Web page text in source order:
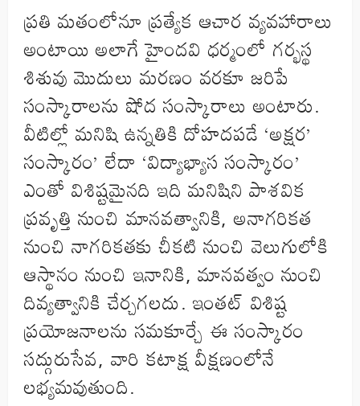
ప్రతి మతంలోనూ ప్రత్యేక ఆచార వ్యవహారాలు
అంటాయి అలాగే హైందవి ధర్మంలో గర్భస్థ
శిశువు మొదులు మరణం వరకూ జరిపే
సంస్కారాలను షోద సంస్కారాలు అంటారు.
వీటిల్లో మనిషి ఉన్నతికి దోహదపడే ‘అక్షర’
సంస్కారం’ లేదా ‘విద్యాభ్యాస సంస్కారం’
ఎంతో విశిష్టమైనది ఇది మనిషిని పాశవిక
ప్రవృత్తి నుంచి మానవత్వానికి, అనాగరికత
నుంచి నాగరికతకు చీకటి నుంచి వెలుగులోకి
ఆస్థానం నుంచి ఇనానికి, మానవత్వం నుంచి
దివ్యత్వానికి చేర్చగలదు. ఇంతట్ విశిష్ట
ప్రయోజనాలను సమకూర్చే ఈ సంస్కారం
సద్గురుసేవ, వారి కటాక్ష వీక్షణంలోనే
లభ్యమవుతుంది.